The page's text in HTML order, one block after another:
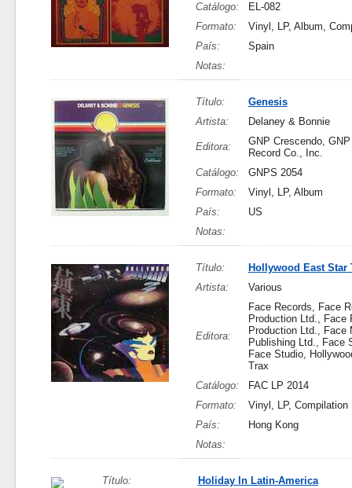
Catálogo:
EL-082
Formato:
Vinyl, LP, Album,
País:
Spain
Notas:
Título:
Genesis
Artista:
Delaney & Bonnie
Editora:
GNP Crescendo,
Record Co., Inc.
Catálogo:
GNPS 2054
Formato:
Vinyl, LP, Album
País:
US
Notas:
Título:
Hollywood East Star
Artista:
Various
Editora:
Face Records, Face
Production Ltd., Face
Production Ltd., Face
Publishing Ltd., Face
Face Studio,
Trax
Catálogo:
FAC LP 2014
Formato:
Vinyl, LP, Compilation
País:
Hong Kong
Notas:
Título: Holiday In Latin-America